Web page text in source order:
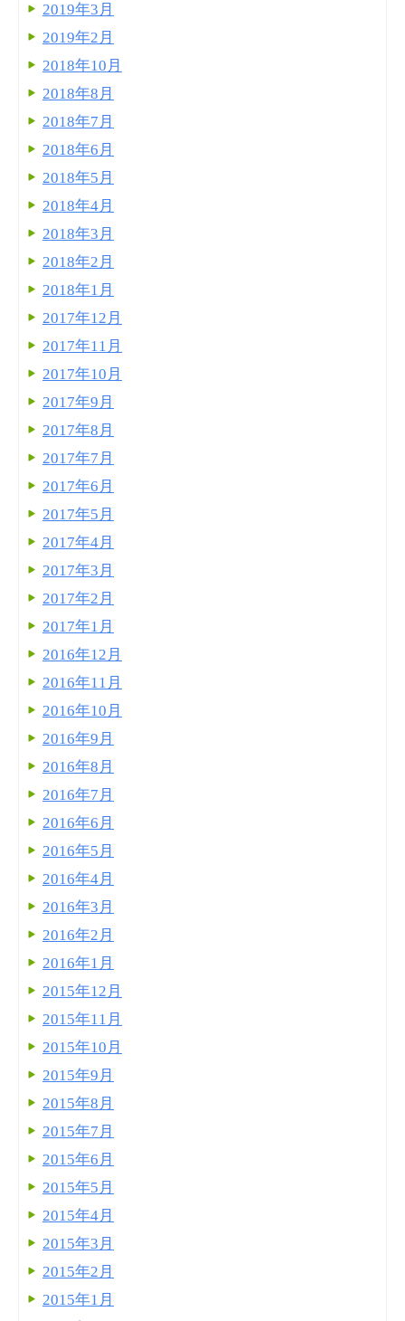
2019年3月
2019年2月
2018年10月
2018年8月
2018年7月
2018年6月
2018年5月
2018年4月
2018年3月
2018年2月
2018年1月
2017年12月
2017年11月
2017年10月
2017年9月
2017年8月
2017年7月
2017年6月
2017年5月
2017年4月
2017年3月
2017年2月
2017年1月
2016年12月
2016年11月
2016年10月
2016年9月
2016年8月
2016年7月
2016年6月
2016年5月
2016年4月
2016年3月
2016年2月
2016年1月
2015年12月
2015年11月
2015年10月
2015年9月
2015年8月
2015年7月
2015年6月
2015年5月
2015年4月
2015年3月
2015年2月
2015年1月